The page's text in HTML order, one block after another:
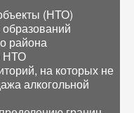
(НТО)
района
НТО
на которых не
алкогольной